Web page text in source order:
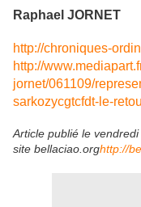
Raphael JORNET
http://chroniques-
http://
jornet/061109/
sarkozycgtcfdt-le-
Article publié le
site bellaciao.orghttp://